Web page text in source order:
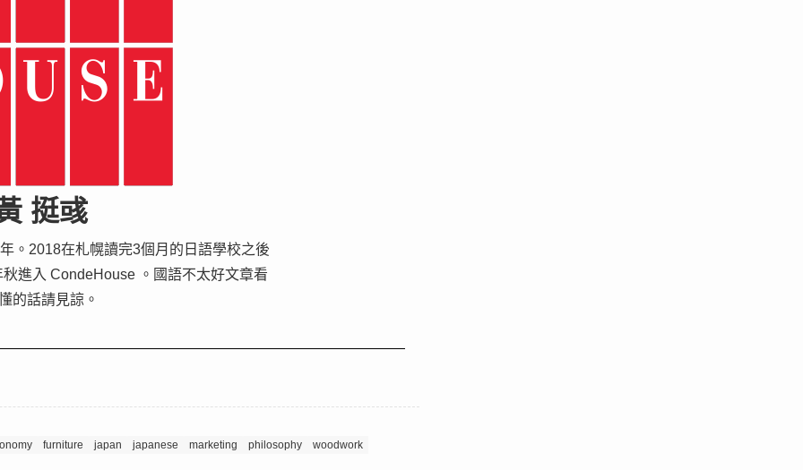
挺彧
。2018在札幌讀完3個月的日語學校之後
進入 CondeHouse 。國語不太好文章看
的話請見諒。
furniture japan japanese marketing philosophy woodwork